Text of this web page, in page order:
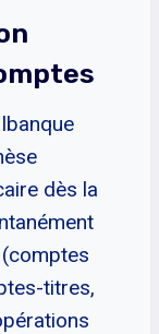
dès la
titres,